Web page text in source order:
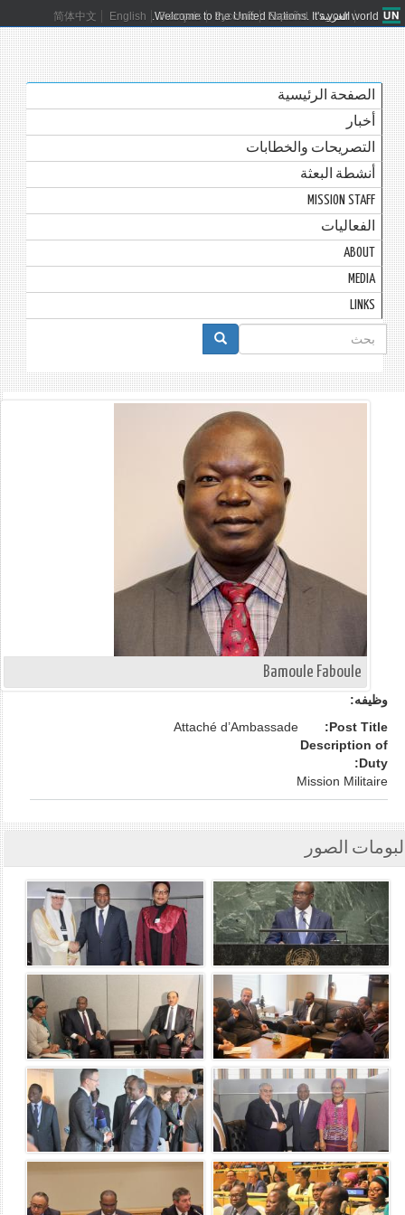
Welcome to the United Nations. It's your world.
العربية 简体中文 English Français Русский Español
الصفحة الرئيسية
أخبار
التصريحات والخطابات
أنشطة البعثة
MISSION STAFF
الفعاليات
ABOUT
MEDIA
LINKS
استمارة
البحث
بحث
Bamoule Faboule
وظيفه:
Post Title:
Attaché d’Ambassade
Description of
Duty:
Mission Militaire
الصور